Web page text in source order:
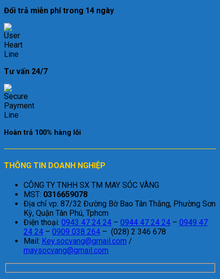
Đổi trả miễn phí trong 14 ngày
Tư vấn 24/7
Hoàn trả 100% hàng lỗi
THÔNG TIN DOANH NGHIỆP
CÔNG TY TNHH SX TM MAY SÓC VÀNG
MST: 0316659078
Địa chỉ vp: 87/32 Đường Bờ Bao Tân Thắng, Phường Sơn
Kỳ, Quận Tân Phú, Tphcm
Điện thoại: 0943 47 24 24 – 0944 47 24 24 – 0949 47
24 24 – 0909 038 264 – (028) 2 346 678
Mail: Key.socvang@gmail.com /
maysocvang@gmail.com